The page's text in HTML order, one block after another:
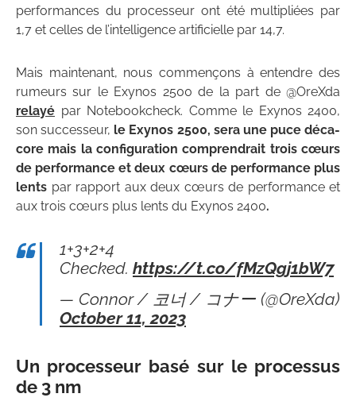
performances du processeur ont été multipliées par
1,7 et celles de l’intelligence artificielle par 14,7.
Mais maintenant, nous commençons à entendre des
rumeurs sur le Exynos 2500 de la part de @OreXda
relayé par Notebookcheck. Comme le Exynos 2400,
son successeur, le Exynos 2500, sera une puce déca-
core mais la configuration comprendrait trois cœurs
de performance et deux cœurs de performance plus
lents par rapport aux deux cœurs de performance et
aux trois cœurs plus lents du Exynos 2400.
1+3+2+4
Checked. https://t.co/fMzQgj1bW7
— Connor / 코너 / コナー (@OreXda)
October 11, 2023
Un processeur basé sur le processus
de 3 nm